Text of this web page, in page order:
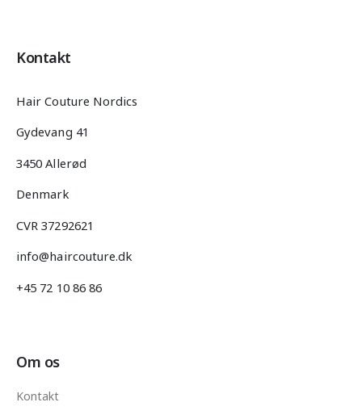
Kontakt
Hair Couture Nordics
Gydevang 41
3450 Allerød
Denmark
CVR 37292621
info@haircouture.dk
+45 72 10 86 86
Om os
Kontakt